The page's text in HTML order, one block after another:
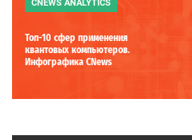
CNEWS ANALYTICS
Топ-10 сфер применения
квантовых компьютеров.
Инфографика CNews